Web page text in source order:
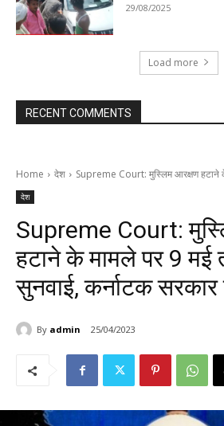
29/08/2025
Load more
RECENT COMMENTS